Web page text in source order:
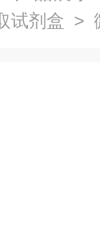
试剂盒 >